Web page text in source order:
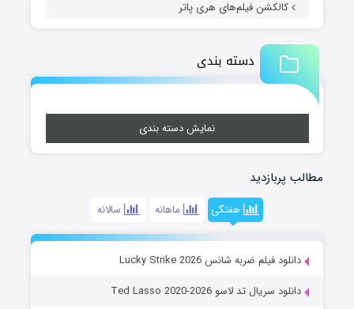
کالکشن فیلم‌های هری پاتر
دسته بندی
نمایش دسته بندی
مطالب پربازدید
هفتگی ماهانه سالانه
دانلود فیلم ضربه شانس Lucky Strike 2026
دانلود سریال تد لاسو Ted Lasso 2020-2026